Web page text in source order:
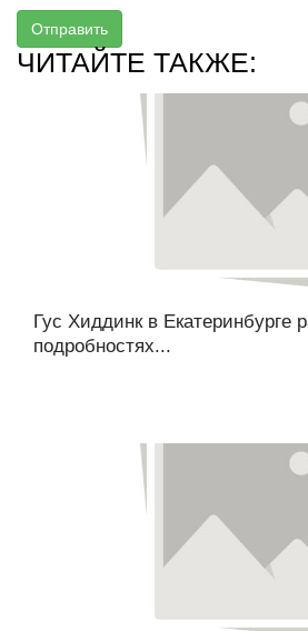
Отправить
ЧИТАЙТЕ ТАКЖЕ:
Гус Хиддинк в Екатеринбурге
подробностях...